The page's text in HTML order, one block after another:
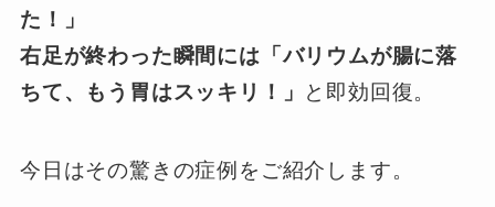
た！」
右足が終わった瞬間には「バリウムが腸に落
ちて、もう胃はスッキリ！」
と即効回復。
今日はその驚きの症例をご紹介します。